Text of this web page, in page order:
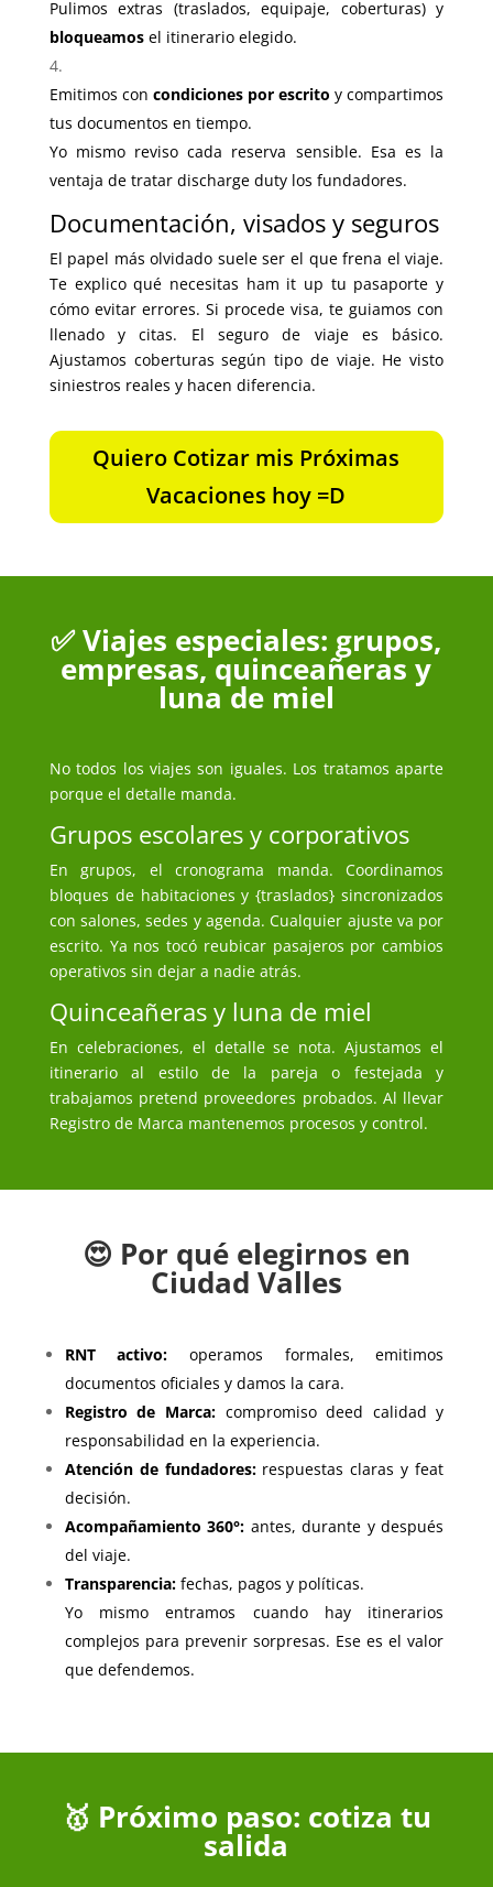
Pulimos extras (traslados, equipaje, coberturas) y
bloqueamosel itinerario elegido.
Emitimos con condiciones por escrito y compartimos
tus documentos en tiempo.
Yo mismo reviso cada reserva sensible. Esa es la
ventaja de tratar discharge duty los fundadores.
Documentación, visados y seguros
El papel más olvidado suele ser el que frena el viaje.
Te explico qué necesitas ham it up tu pasaporte y
cómo evitar errores. Si procede visa, te guiamos con
llenado y citas. El seguro de viaje es básico.
Ajustamos coberturas según tipo de viaje. He visto
siniestros reales y hacen diferencia.
Quiero Cotizar mis Próximas
Vacaciones hoy =D
✅ Viajes especiales: grupos,
empresas, quinceañeras y
luna de miel
No todos los viajes son iguales. Los tratamos aparte
porque el detalle manda.
Grupos escolares y corporativos
En grupos, el cronograma manda. Coordinamos
bloques de habitaciones y {traslados} sincronizados
con salones, sedes y agenda. Cualquier ajuste va por
escrito. Ya nos tocó reubicar pasajeros por cambios
operativos sin dejar a nadie atrás.
Quinceañeras y luna de miel
En celebraciones, el detalle se nota. Ajustamos el
itinerario al estilo de la pareja o festejada y
trabajamos pretend proveedores probados. Al llevar
Registro de Marca mantenemos procesos y control.
😍 Por qué elegirnos en
Ciudad Valles
RNT activo: operamos formales, emitimos
documentos oficiales y damos la cara.
Registro de Marca:compromiso deed calidad y
responsabilidad en la experiencia.
Atención de fundadores:respuestas claras y feat
decisión.
Acompañamiento 360°: antes, durante y después
del viaje.
Transparencia:fechas, pagos y políticas.
Yo mismo entramos cuando hay itinerarios
complejos para prevenir sorpresas. Ese es el valor
que defendemos.
🥇 Próximo paso: cotiza tu
salida